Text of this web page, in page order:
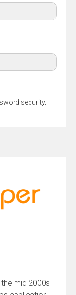
security,
mid 2000s